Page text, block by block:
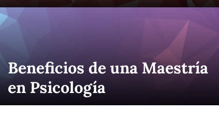
Beneficios de una Maestría
en Psicología